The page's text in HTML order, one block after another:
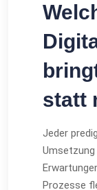
statt
Jeder
Prozesse